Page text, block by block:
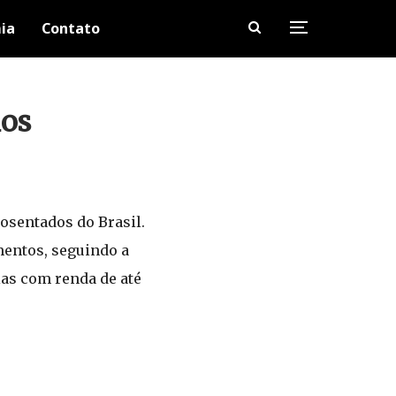
Contato
do Brasil.
seguindo a
com renda de até